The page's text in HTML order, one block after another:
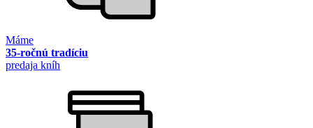
Máme
35-ročnú tradíciu
predaja kníh